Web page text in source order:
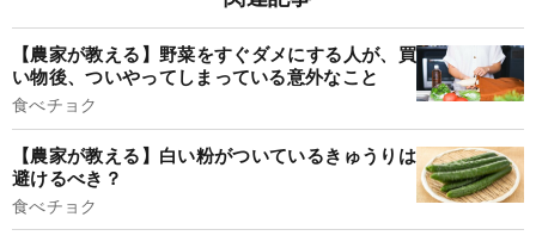
【農家が教える】野菜をすぐダメにする人が、買
い物後、ついやってしまっている意外なこと
食べチョク
【農家が教える】白い粉がついているきゅうりは
避けるべき？
食べチョク